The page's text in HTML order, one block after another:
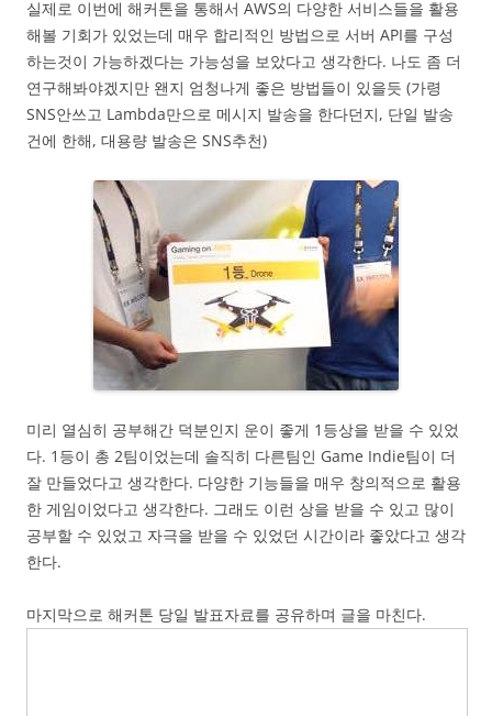
실제로 이번에 해커톤을 통해서 AWS의 다양한 서비스들을 활용
해볼 기회가 있었는데 매우 합리적인 방법으로 서버 API를 구성
하는것이 가능하겠다는 가능성을 보았다고 생각한다. 나도 좀 더
연구해봐야겠지만 왠지 엄청나게 좋은 방법들이 있을듯 (가령
SNS안쓰고 Lambda만으로 메시지 발송을 한다던지, 단일 발송
건에 한해, 대용량 발송은 SNS추천)
미리 열심히 공부해간 덕분인지 운이 좋게 1등상을 받을 수 있었
다. 1등이 총 2팀이었는데 솔직히 다른팀인 Game Indie팀이 더
잘 만들었다고 생각한다. 다양한 기능들을 매우 창의적으로 활용
한 게임이었다고 생각한다. 그래도 이런 상을 받을 수 있고 많이
공부할 수 있었고 자극을 받을 수 있었던 시간이라 좋았다고 생각
한다.
마지막으로 해커톤 당일 발표자료를 공유하며 글을 마친다.